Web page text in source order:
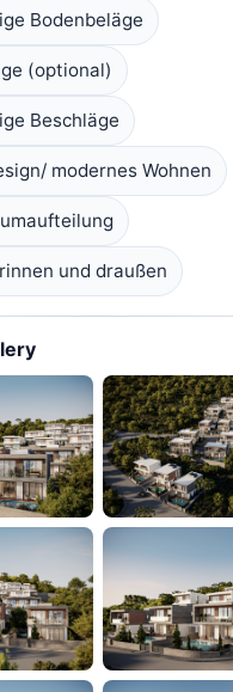
Bodenbeläge
(optional)
Beschläge
modernes Wohnen
und draußen